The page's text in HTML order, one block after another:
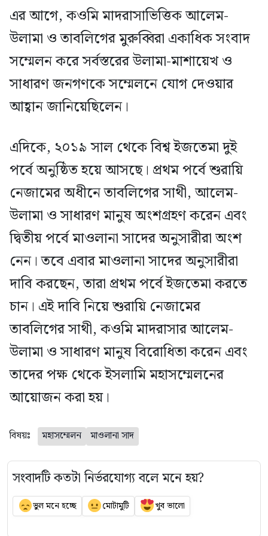
এর আগে, কওমি মাদরাসাভিত্তিক আলেম-
উলামা ও তাবলিগের মুরুব্বিরা একাধিক সংবাদ
সম্মেলন করে সর্বস্তরের উলামা-মাশায়েখ ও
সাধারণ জনগণকে সম্মেলনে যোগ দেওয়ার
আহ্বান জানিয়েছিলেন।
এদিকে, ২০১৯ সাল থেকে বিশ্ব ইজতেমা দুই
পর্বে অনুষ্ঠিত হয়ে আসছে। প্রথম পর্বে শুরায়ি
নেজামের অধীনে তাবলিগের সাথী, আলেম-
উলামা ও সাধারণ মানুষ অংশগ্রহণ করেন এবং
দ্বিতীয় পর্বে মাওলানা সাদের অনুসারীরা অংশ
নেন। তবে এবার মাওলানা সাদের অনুসারীরা
দাবি করছেন, তারা প্রথম পর্বে ইজতেমা করতে
চান। এই দাবি নিয়ে শুরায়ি নেজামের
তাবলিগের সাথী, কওমি মাদরাসার আলেম-
উলামা ও সাধারণ মানুষ বিরোধিতা করেন এবং
তাদের পক্ষ থেকে ইসলামি মহাসম্মেলনের
আয়োজন করা হয়।
বিষয়ঃ মহাসম্মেলন মাওলানা সাদ
সংবাদটি কতটা নির্ভরযোগ্য বলে মনে হয়?
ভুল মনে হচ্ছে মোটামুটি খুব ভালো